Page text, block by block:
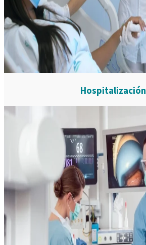
Hospitalización